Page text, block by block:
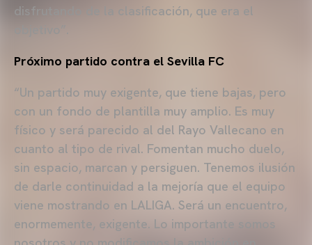
disfrutando de la clasificación, que era el
Próximo partido contra el Sevilla FC
“Un partido muy exigente, que tiene bajas, pero
con un fondo de plantilla muy amplio. Es muy
físico y será parecido al del Rayo Vallecano en
cuanto al tipo de rival. Fomentan mucho duelo,
sin espacio, marcan y persiguen. Tenemos ilusión
de darle continuidad a la mejoría que el equipo
viene mostrando en LALIGA. Será un encuentro,
enormemente, exigente. Lo importante somos